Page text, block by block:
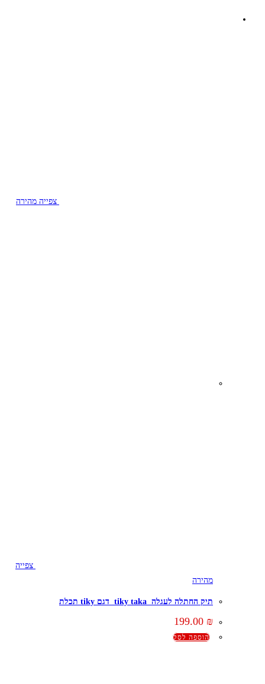
צפייה מהירה
צפייה
מהירה
תיק החתלה לעגלה tiky taka דגם tiky תכלת
199.00 ₪
הוספה לסל